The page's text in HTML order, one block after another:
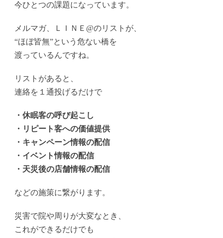
今ひとつの課題になっています。
メルマガ、ＬＩＮＥ@のリストが、
“ほぼ皆無”という危ない橋を
渡っているんですね。
リストがあると、
連絡を１通投げるだけで
・休眠客の呼び起こし
・リピート客への価値提供
・キャンペーン情報の配信
・イベント情報の配信
・天災後の店舗情報の配信
などの施策に繋がります。
災害で院や周りが大変なとき、
これができるだけでも